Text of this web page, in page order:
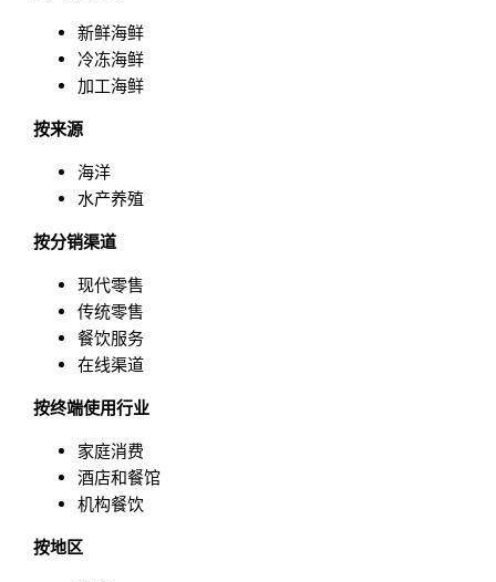
新鲜海鲜
冷冻海鲜
加工海鲜
按来源
海洋
水产养殖
按分销渠道
现代零售
传统零售
餐饮服务
在线渠道
按终端使用行业
家庭消费
酒店和餐馆
机构餐饮
按地区